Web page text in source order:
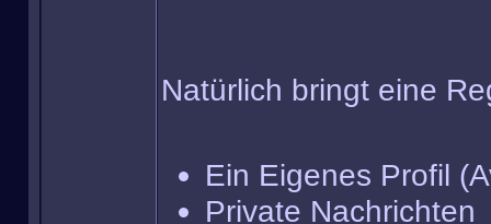
Natürlich bringt eine
Ein Eigenes Profil
Private Nachrichten